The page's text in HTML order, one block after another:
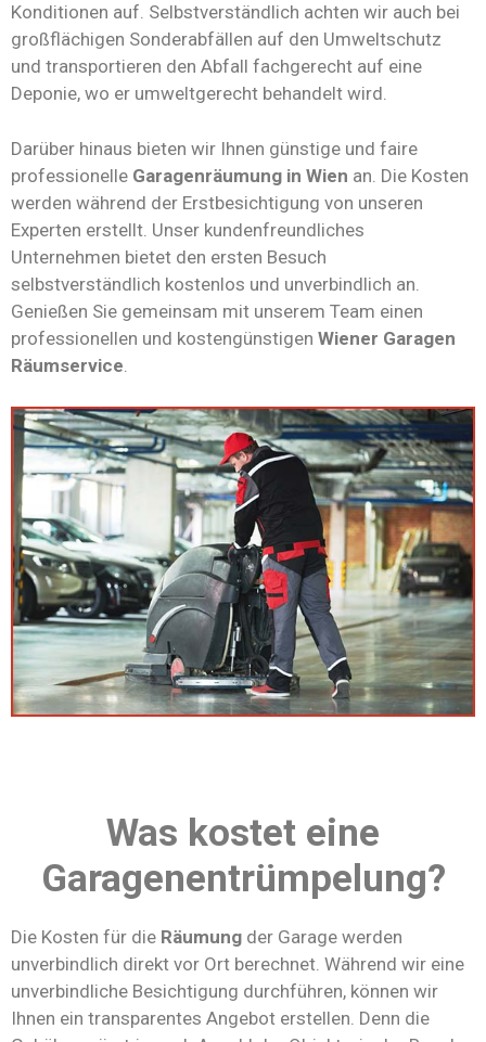
Konditionen auf. Selbstverständlich achten wir auch bei
großflächigen Sonderabfällen auf den Umweltschutz
und transportieren den Abfall fachgerecht auf eine
Deponie, wo er umweltgerecht behandelt wird.
Darüber hinaus bieten wir Ihnen günstige und faire
professionelle Garagenräumung in Wien an. Die Kosten
werden während der Erstbesichtigung von unseren
Experten erstellt. Unser kundenfreundliches
Unternehmen bietet den ersten Besuch
selbstverständlich kostenlos und unverbindlich an.
Genießen Sie gemeinsam mit unserem Team einen
professionellen und kostengünstigen Wiener Garagen
Räumservice
Was kostet eine
Garagenentrümpelung?
Die Kosten für die Räumung der Garage werden
unverbindlich direkt vor Ort berechnet. Während wir eine
unverbindliche Besichtigung durchführen, können wir
Ihnen ein transparentes Angebot erstellen. Denn die